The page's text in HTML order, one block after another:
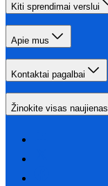
Kiti sprendimai verslui
Apie mus
Kontaktai pagalbai
Žinokite visas naujienas